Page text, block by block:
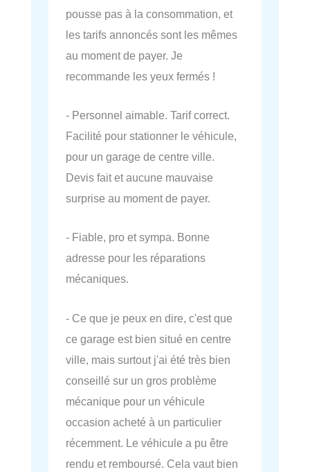
pousse pas à la consommation, et
les tarifs annoncés sont les mêmes
au moment de payer. Je
recommande les yeux fermés !
- Personnel aimable. Tarif correct.
Facilité pour stationner le véhicule,
pour un garage de centre ville.
Devis fait et aucune mauvaise
surprise au moment de payer.
- Fiable, pro et sympa. Bonne
adresse pour les réparations
mécaniques.
- Ce que je peux en dire, c'est que
ce garage est bien situé en centre
ville, mais surtout j'ai été très bien
conseillé sur un gros problème
mécanique pour un véhicule
occasion acheté à un particulier
récemment. Le véhicule a pu être
rendu et remboursé. Cela vaut bien